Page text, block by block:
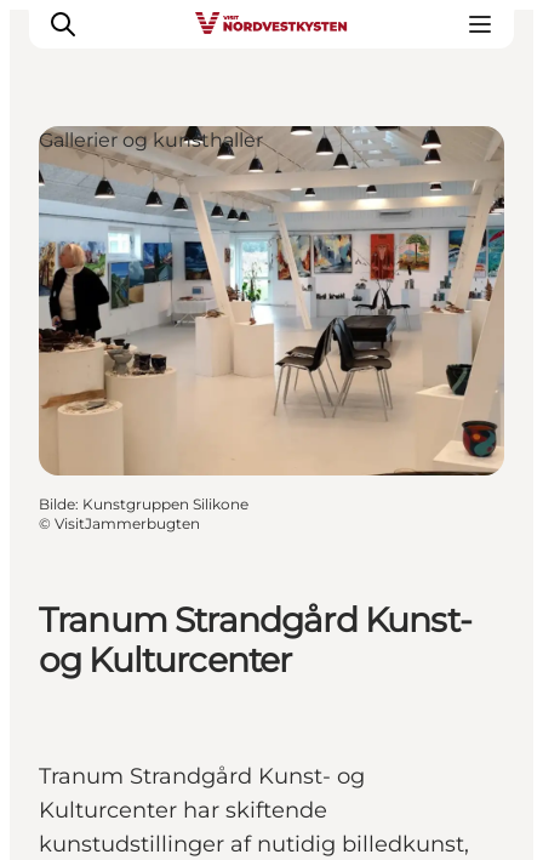
Byer og steder
Inspirasjon
Events
Overnatting
Planlegg ferien
Tranum Strandgård Kunst-
og Kulturcenter
Tranum Strandgård Kunst- og
Kulturcenter har skiftende
kunstudstillinger af nutidig billedkunst,
Gallerier og kunsthaller
Bilde: Kunstgruppen Silikone
© VisitJammerbugten